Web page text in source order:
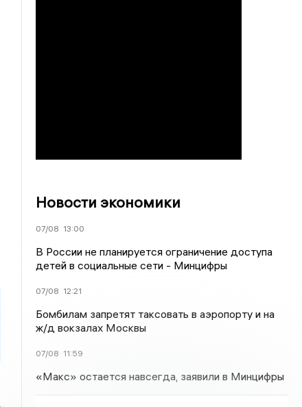
Новости экономики
07/08 13:00
В России не планируется ограничение доступа
детей в социальные сети - Минцифры
07/08 12:21
Бомбилам запретят таксовать в аэропорту и на
ж/д вокзалах Москвы
07/08 11:59
«Макс» остается навсегда, заявили в Минцифры